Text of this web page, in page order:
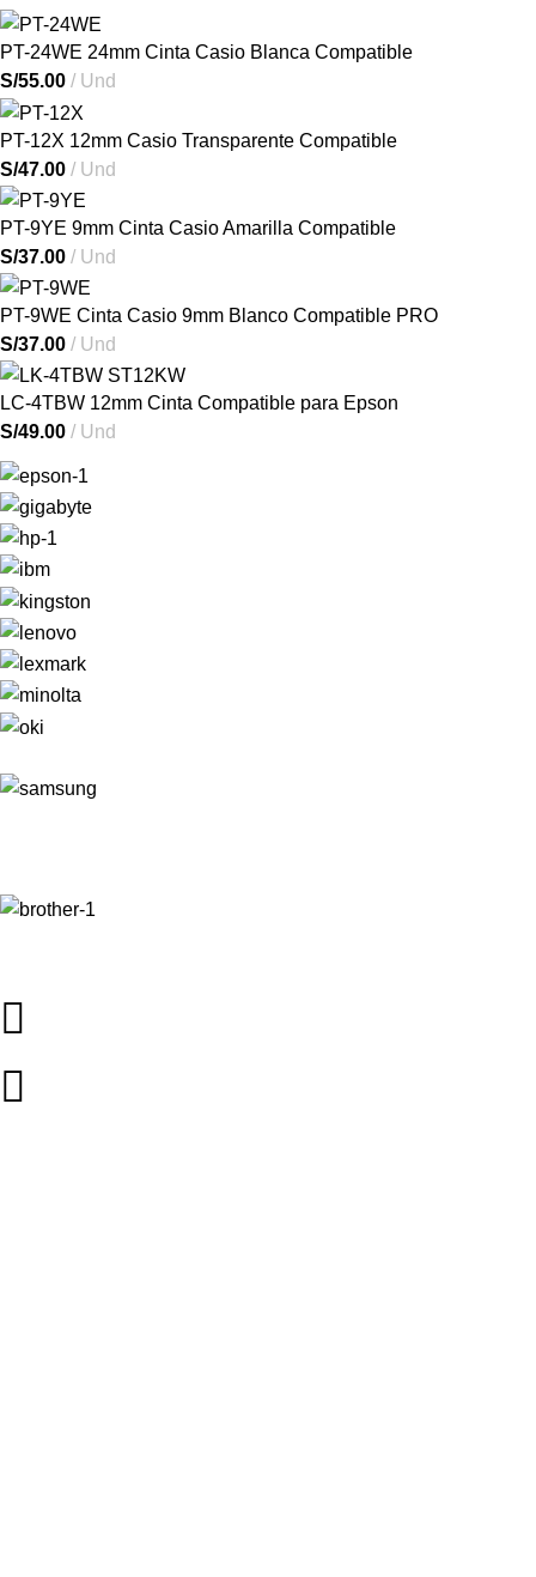
PT-24WE 24mm Cinta Casio Blanca Compatible
S/55.00 Und
PT-12X 12mm Casio Transparente Compatible
S/47.00 Und
PT-9YE 9mm Cinta Casio Amarilla Compatible
S/37.00 Und
PT-9WE Cinta Casio 9mm Blanco Compatible PRO
S/37.00 Und
LC-4TBW 12mm Cinta Compatible para Epson
S/49.00 Und